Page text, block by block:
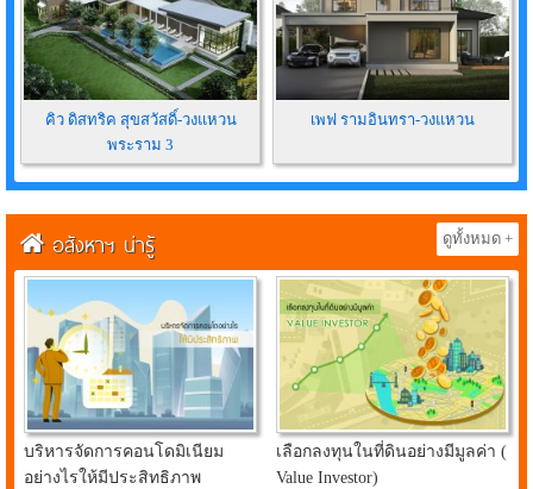
คิว ดิสทริค สุขสวัสดิ์-วงแหวน
พระราม 3
เพฟ รามอินทรา-วงแหวน
อสังหาฯ น่ารู้ ดูทั้งหมด +
บริหารจัดการคอนโดมิเนียม
อย่างไรให้มีประสิทธิภาพ
เลือกลงทุนในที่ดินอย่างมีมูลค่า (
Value Investor)